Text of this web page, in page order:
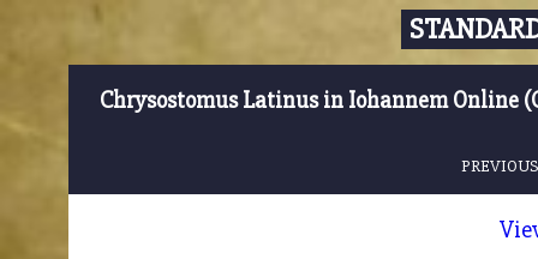
Chrysostomus Latinus in Iohannem Online